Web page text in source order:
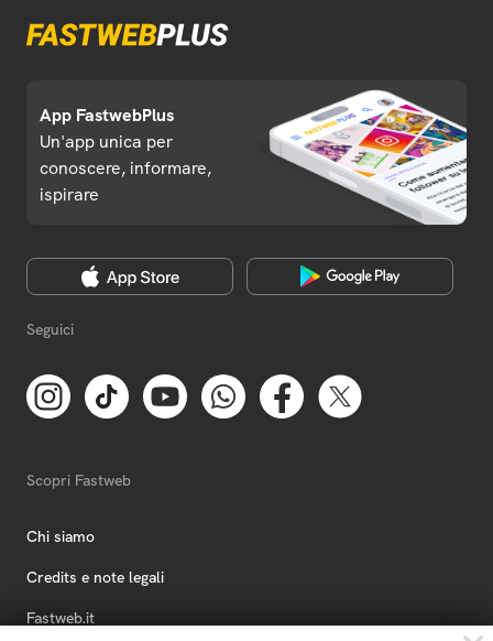
App FastwebPlus
Un'app unica per
conoscere, informare,
ispirare
Seguici
Scopri Fastweb
Chi siamo
Credits e note legali
Fastweb.it